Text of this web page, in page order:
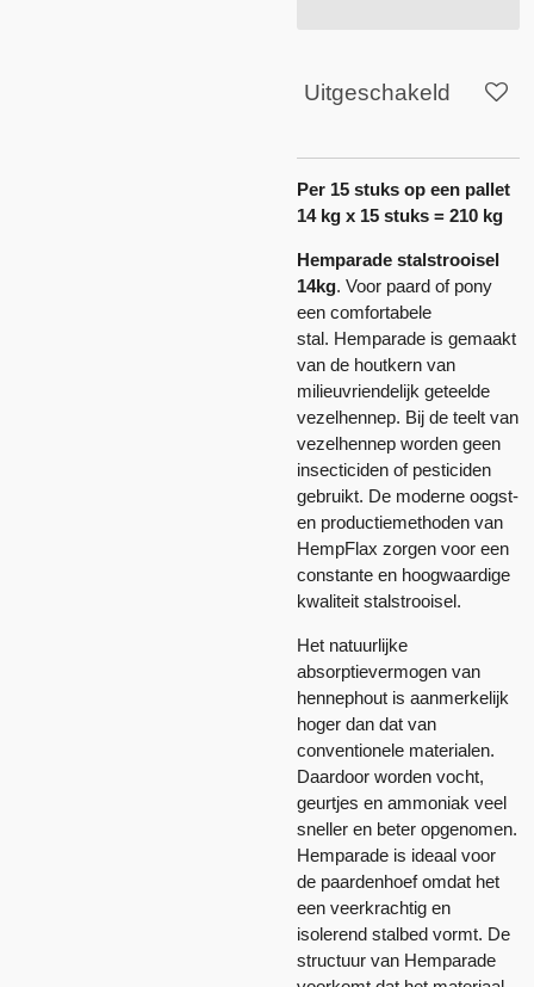
Uitgeschakeld
Per 15 stuks op een pallet
14 kg x 15 stuks = 210 kg
Hemparade stalstrooisel
14kg. Voor paard of pony
een comfortabele
stal. Hemparade is gemaakt
van de houtkern van
milieuvriendelijk geteelde
vezelhennep. Bij de teelt van
vezelhennep worden geen
insecticiden of pesticiden
gebruikt. De moderne oogst-
en productiemethoden van
HempFlax zorgen voor een
constante en hoogwaardige
kwaliteit stalstrooisel.
Het natuurlijke
absorptievermogen van
hennephout is aanmerkelijk
hoger dan dat van
conventionele materialen.
Daardoor worden vocht,
geurtjes en ammoniak veel
sneller en beter opgenomen.
Hemparade is ideaal voor
de paardenhoef omdat het
een veerkrachtig en
isolerend stalbed vormt. De
structuur van Hemparade